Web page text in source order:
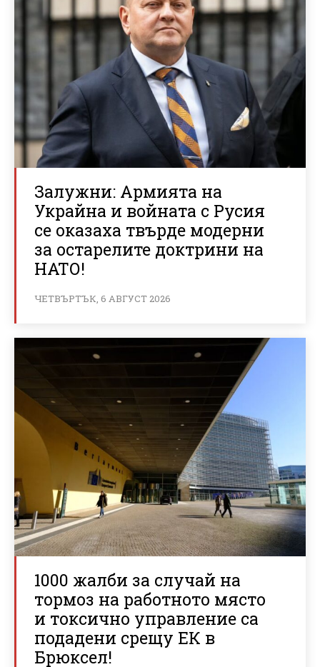
Залужни: Армията на
Украйна и войната с Русия
се оказаха твърде модерни
за остарелите доктрини на
НАТО!
ЧЕТВЪРТЪК, 6 АВГУСТ 2026
1000 жалби за случай на
тормоз на работното място
и токсично управление са
подадени срещу ЕК в
Брюксел!